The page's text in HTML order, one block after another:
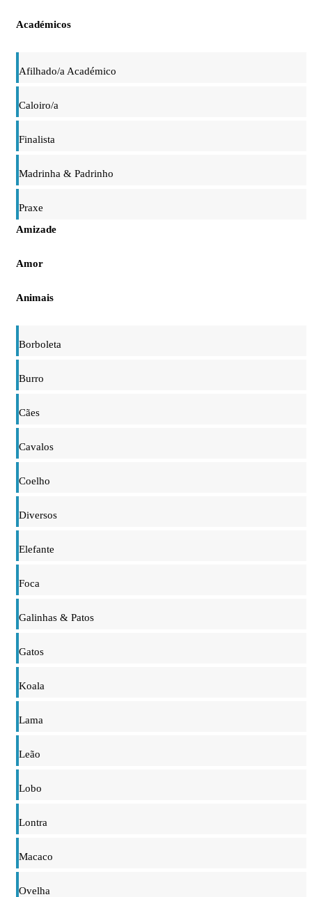
Académicos
Afilhado/a Académico
Caloiro/a
Finalista
Madrinha & Padrinho
Praxe
Amizade
Amor
Animais
Borboleta
Burro
Cães
Cavalos
Coelho
Diversos
Elefante
Foca
Galinhas & Patos
Gatos
Koala
Lama
Leão
Lobo
Lontra
Macaco
Ovelha